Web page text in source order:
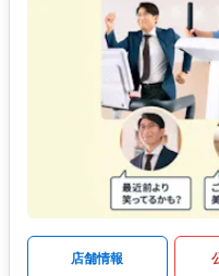
店舗情報